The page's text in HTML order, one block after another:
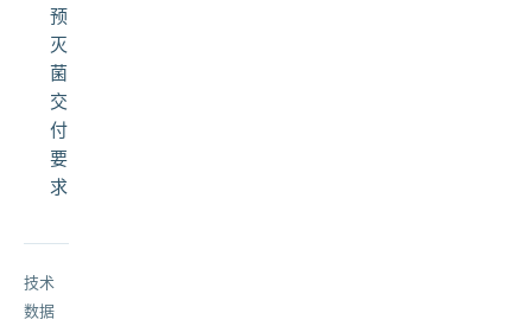
预
灭
菌
交
付
要
求
技术
数据